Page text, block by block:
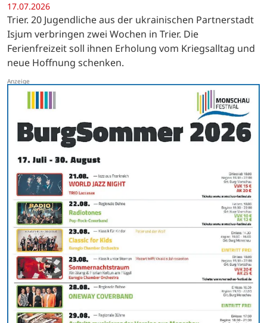
17.07.2026
Trier. 20 Jugendliche aus der ukrainischen Partnerstadt
Isjum verbringen zwei Wochen in Trier. Die
Ferienfreizeit soll ihnen Erholung vom Kriegsalltag und
neue Hoffnung schenken.